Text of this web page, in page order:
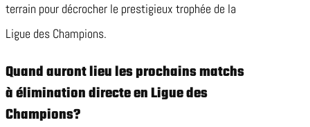
terrain pour décrocher le prestigieux trophée de la
Ligue des Champions.
Quand auront lieu les prochains matchs
à élimination directe en Ligue des
Champions?